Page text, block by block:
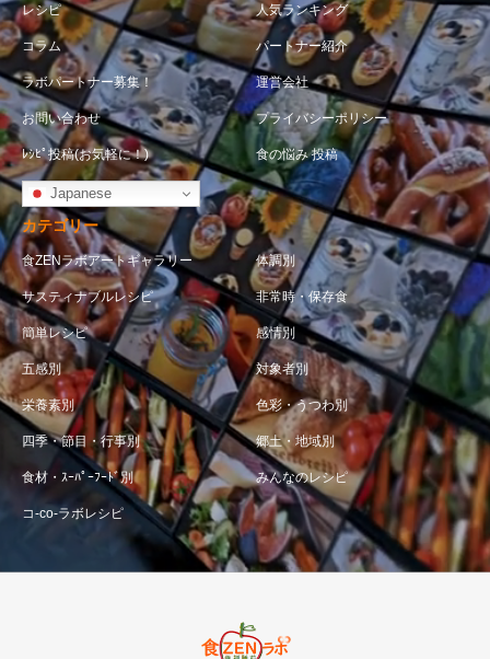
レシピ 人気ランキング
コラム パートナー紹介
ラボパートナー募集！ 運営会社
お問い合わせ プライバシーポリシー
ﾚｼﾋﾟ投稿(お気軽に！) 食の悩み 投稿
Japanese
カテゴリー
食ZENラボアートギャラリー 体調別
サスティナブルレシピ 非常時・保存食
簡単レシピ 感情別
五感別 対象者別
栄養素別 色彩・うつわ別
四季・節目・行事別 郷土・地域別
食材・ｽｰﾊﾟｰﾌｰﾄﾞ別 みんなのレシピ
コ-co-ラボレシピ